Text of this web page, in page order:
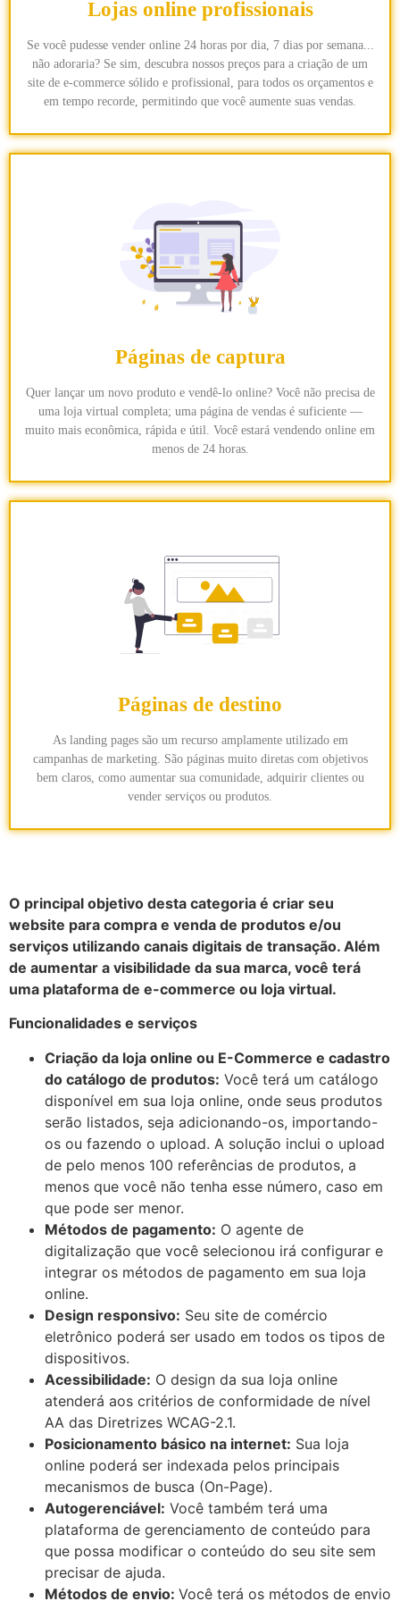
Lojas online profissionais
Se você pudesse vender online 24 horas por dia, 7 dias por semana...
não adoraria? Se sim, descubra nossos preços para a criação de um
site de e-commerce sólido e profissional, para todos os orçamentos e
em tempo recorde, permitindo que você aumente suas vendas.
Páginas de captura
Quer lançar um novo produto e vendê-lo online? Você não precisa de
uma loja virtual completa; uma página de vendas é suficiente —
muito mais econômica, rápida e útil. Você estará vendendo online em
menos de 24 horas.
Páginas de destino
As landing pages são um recurso amplamente utilizado em
campanhas de marketing. São páginas muito diretas com objetivos
bem claros, como aumentar sua comunidade, adquirir clientes ou
vender serviços ou produtos.
O principal objetivo desta categoria é criar seu
website para compra e venda de produtos e/ou
serviços utilizando canais digitais de transação. Além
de aumentar a visibilidade da sua marca, você terá
uma plataforma de e-commerce ou loja virtual.
Funcionalidades e serviços
Criação da loja online ou E-Commerce e cadastro
do catálogo de produtos: Você terá um catálogo
disponível em sua loja online, onde seus produtos
serão listados, seja adicionando-os, importando-
os ou fazendo o upload. A solução inclui o upload
de pelo menos 100 referências de produtos, a
menos que você não tenha esse número, caso em
que pode ser menor.
Métodos de pagamento: O agente de
digitalização que você selecionou irá configurar e
integrar os métodos de pagamento em sua loja
online.
Design responsivo: Seu site de comércio
eletrônico poderá ser usado em todos os tipos de
dispositivos.
Acessibilidade: O design da sua loja online
atenderá aos critérios de conformidade de nível
AA das Diretrizes WCAG-2.1.
Posicionamento básico na internet: Sua loja
online poderá ser indexada pelos principais
mecanismos de busca (On-Page).
Autogerenciável: Você também terá uma
plataforma de gerenciamento de conteúdo para
que possa modificar o conteúdo do seu site sem
precisar de ajuda.
Métodos de envio: Você terá os métodos de envio